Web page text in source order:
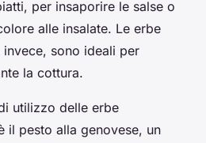
per insaporire le salse o
alle insalate. Le erbe
sono ideali per
la cottura.
utilizzo delle erbe
il pesto alla genovese, un